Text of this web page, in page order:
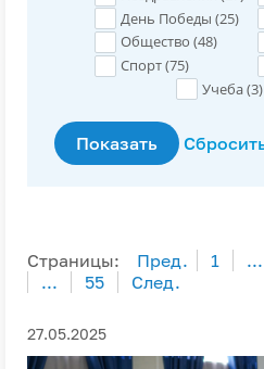
День Победы (25)
Общество (48)
Спорт (75)
Учеба (3)
Страницы: Пред. 1 ...
...
55 След.
27.05.2025